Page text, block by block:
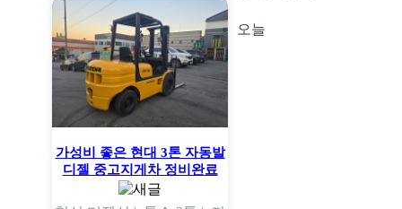
가성비 좋은 현대 3톤 자동발
디젤 중고지게차 정비완료
오늘